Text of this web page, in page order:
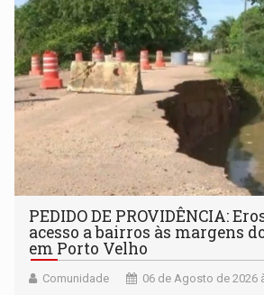
PEDIDO DE PROVIDÊNCIA:
acesso a bairros às margens
em Porto Velho
Comunidade 06 de Agosto de 2026